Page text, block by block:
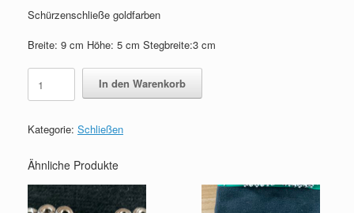
Schürzenschließe goldfarben
Breite: 9 cm Höhe: 5 cm Stegbreite:3 cm
Schürzenschließe
goldfarben
Menge
In den Warenkorb
Kategorie: Schließen
Ähnliche Produkte